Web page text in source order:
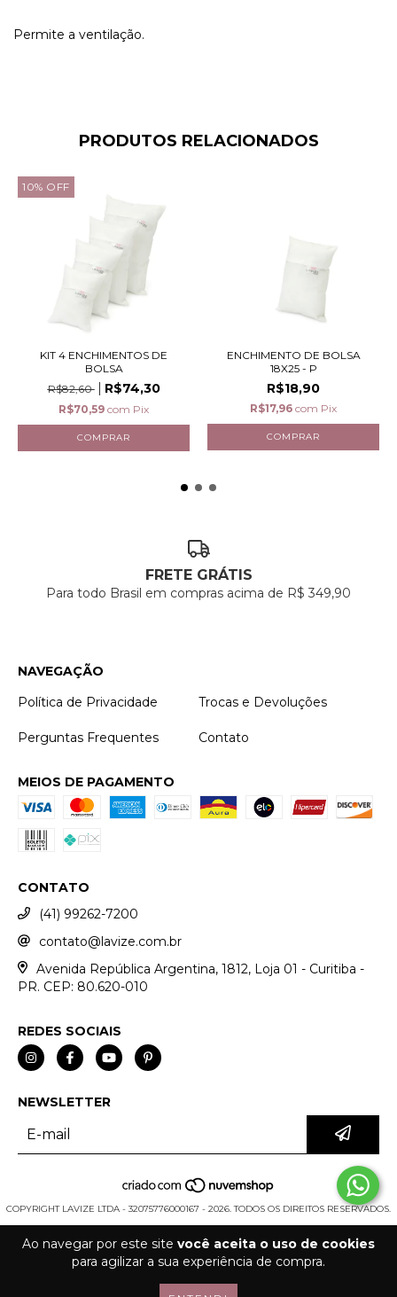
Ao navegar por este site você aceita o uso de cookies
para agilizar a sua experiência de compra.
Permite a ventilação.
PRODUTOS RELACIONADOS
10% OFF
KIT 4 ENCHIMENTOS DE
BOLSA
R$82,60
R$74,30
R$70,59 com Pix
ENCHIMENTO DE BOLSA
18X25 - P
R$18,90
R$17,96 com Pix
FRETE GRÁTIS
Para todo Brasil em compras acima de R$ 349,90
NAVEGAÇÃO
Política de Privacidade
Trocas e Devoluções
Perguntas Frequentes Contato
MEIOS DE PAGAMENTO
CONTATO
(41) 99262-7200
contato@lavize.com.br
Avenida República Argentina, 1812, Loja 01 - Curitiba -
PR. CEP: 80.620-010
REDES SOCIAIS
NEWSLETTER
COPYRIGHT LAVIZE LTDA - 32075776000167 - 2026. TODOS OS DIREITOS RESERVADOS.